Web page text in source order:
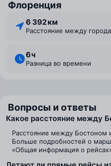
Флоренция
6 392 км
Расстояние между
6 ⁠ч
Разница во времени
Вопросы и ответы
Какое расстояние между
Расстояние между
Больше подробностей о
«Общая информация о